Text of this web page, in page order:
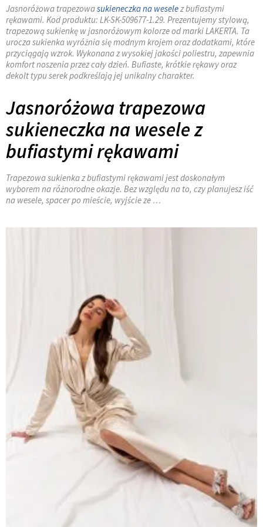
Jasnoróżowa trapezowasukieneczka na weselez bufiastymi
rękawami. Kod produktu: LK-SK-509677-1.29. Prezentujemy stylową,
trapezową sukienkę w jasnoróżowym kolorze od marki LAKERTA. Ta
urocza sukienka wyróżnia się modnym krojem oraz dodatkami, które
przyciągają wzrok. Wykonana z wysokiej jakości poliestru, zapewnia
komfort noszenia przez cały dzień. Bufiaste, krótkie rękawy oraz
dekolt typu serek podkreślają jej unikalny charakter.
Jasnoróżowa trapezowa
sukieneczka na wesele z
bufiastymi rękawami
Trapezowa sukienka z bufiastymi rękawami jest doskonałym
wyborem na różnorodne okazje. Bez względu na to, czy planujesz iść
na wesele, spacer po mieście, wyjście ze …